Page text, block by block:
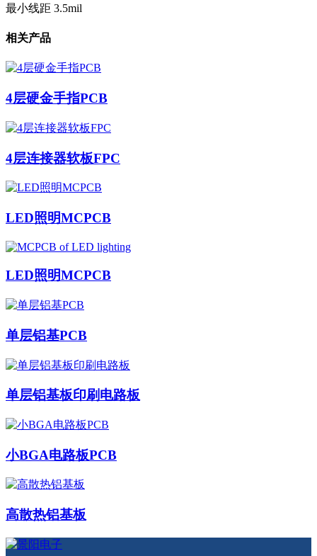
最小线距 3.5mil
相关产品
4层硬金手指PCB
4层连接器软板FPC
LED照明MCPCB
LED照明MCPCB
单层铝基PCB
单层铝基板印刷电路板
小BGA电路板PCB
高散热铝基板